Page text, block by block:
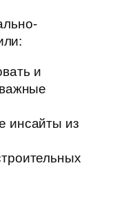
и
важные
инсайты из